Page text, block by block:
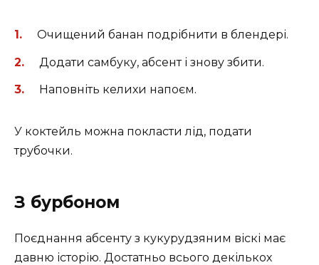
Очищений банан подрібнити в блендері.
Додати самбуку, абсент і знову збити.
Наповніть келихи напоєм.
У коктейль можна покласти лід, подати
трубочки.
З бурбоном
Поєднання абсенту з кукурудзяним віскі має
давню історію. Достатньо всього декількох